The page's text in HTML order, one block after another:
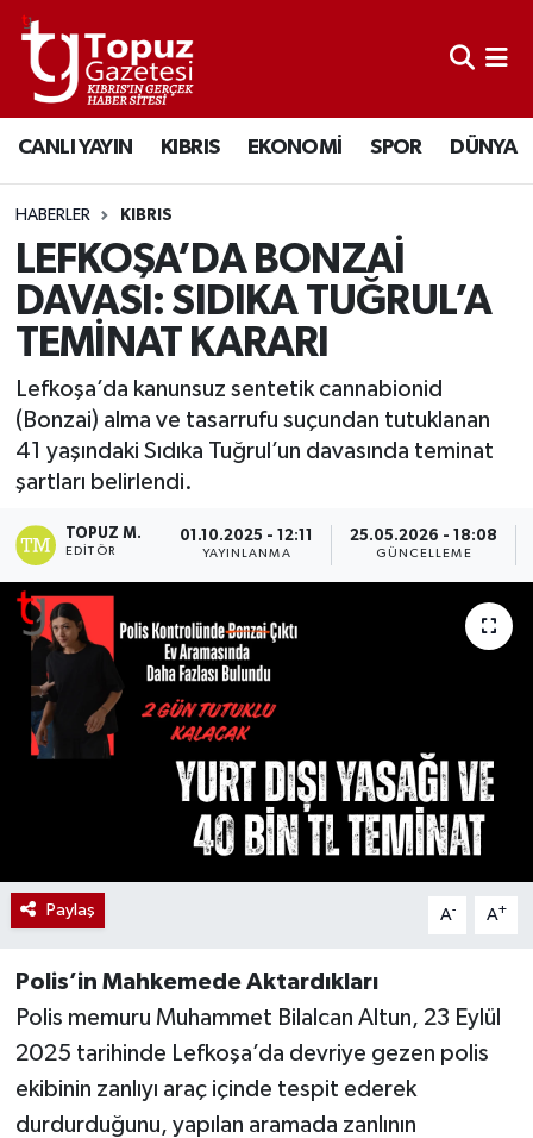
CANLI YAYIN KIBRIS EKONOMİ SPOR DÜNYA
HABERLER KIBRIS
LEFKOŞA’DA BONZAİ
DAVASI: SIDIKA TUĞRUL’A
TEMİNAT KARARI
Lefkoşa’da kanunsuz sentetik cannabionid
(Bonzai) alma ve tasarrufu suçundan tutuklanan
41 yaşındaki Sıdıka Tuğrul’un davasında teminat
şartları belirlendi.
TOPUZ M.
EDITÖR
01.10.2025 - 12:11
YAYINLANMA
25.05.2026 - 18:08
GÜNCELLEME
Paylaş A- A+
Polis’in Mahkemede Aktardıkları
Polis memuru Muhammet Bilalcan Altun, 23 Eylül
2025 tarihinde Lefkoşa’da devriye gezen polis
ekibinin zanlıyı araç içinde tespit ederek
durdurduğunu, yapılan aramada zanlının
KIBRIS
DÜNYA
EKONOMİ
MAGAZİN
SAĞLIK
SPOR
TEKNOLOJİ
Lefkoşa Nöbetçi Eczaneler
Lefkoşa Hava Durumu
Lefkoşa Trafik Yoğunluk Haritası
Süper Lig Puan Durumu ve Fikstür
Tüm Manşetler
Son Dakika Haberleri
Haber Arşivi